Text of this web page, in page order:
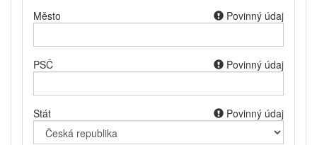
Město Povinný údaj
PSČ Povinný údaj
Stát Povinný údaj